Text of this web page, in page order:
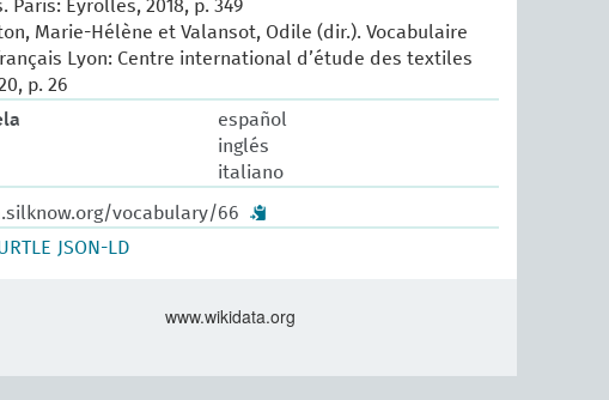
Paris: Eyrolles, 2018, p. 349
Marie-Hélène et Valansot, Odile (dir.). Vocabulaire
Lyon: Centre international d’étude des textiles
p. 26
español
inglés
italiano
vocabulary/66
JSON-LD
www.wikidata.org